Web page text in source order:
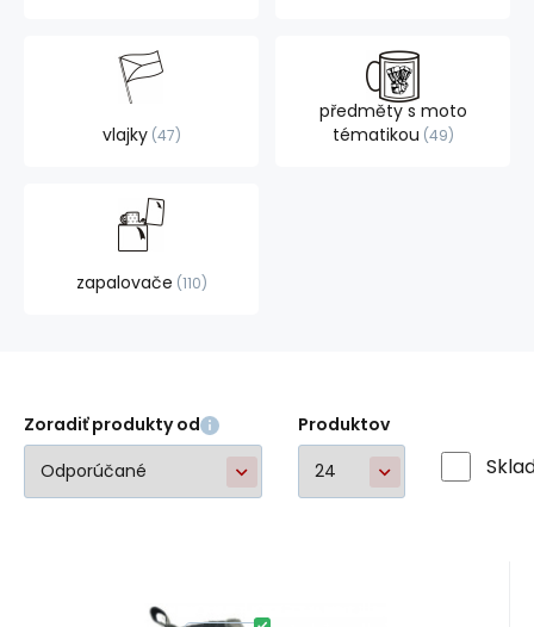
vlajky 47
předměty s moto
tématikou 49
zapalovače 110
Zoradiť produkty od Produktov
Kód:A67204
Kód dod.:
Skladom